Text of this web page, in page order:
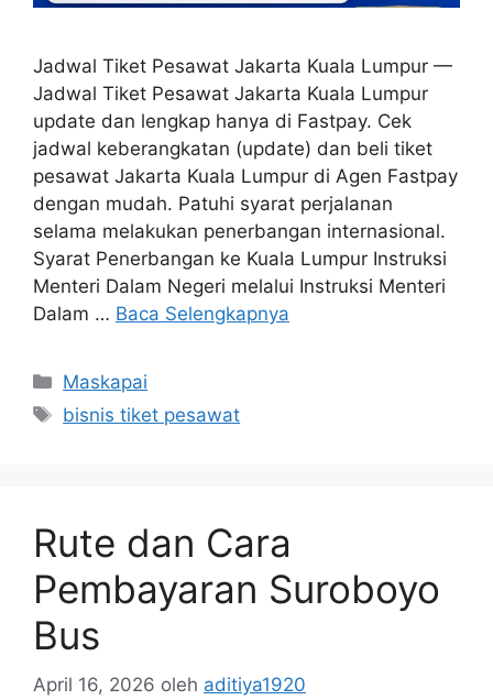
Jadwal Tiket Pesawat Jakarta Kuala Lumpur —
Jadwal Tiket Pesawat Jakarta Kuala Lumpur
update dan lengkap hanya di Fastpay. Cek
jadwal keberangkatan (update) dan beli tiket
pesawat Jakarta Kuala Lumpur di Agen Fastpay
dengan mudah. Patuhi syarat perjalanan
selama melakukan penerbangan internasional.
Syarat Penerbangan ke Kuala Lumpur Instruksi
Menteri Dalam Negeri melalui Instruksi Menteri
Dalam … Baca Selengkapnya
Maskapai
bisnis tiket pesawat
Rute dan Cara
Pembayaran Suroboyo
Bus
April 16, 2026 oleh aditiya1920